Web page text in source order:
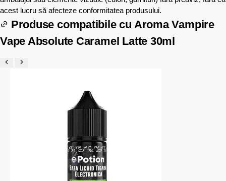
acest lucru să afecteze conformitatea produsului.
Produse compatibile cu Aroma Vampire
Vape Absolute Caramel Latte 30ml